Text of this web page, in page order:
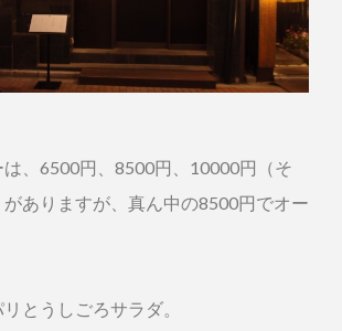
、6500円、8500円、10000円（そ
ありますが、真ん中の8500円でオー
とうしごろサラダ。